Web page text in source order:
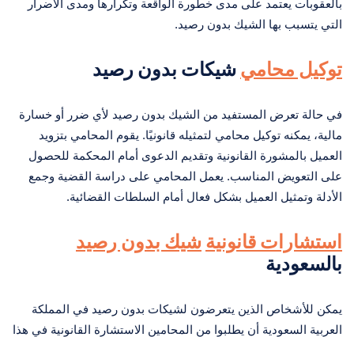
بالعقوبات يعتمد على مدى خطورة الواقعة وتكرارها ومدى الأضرار
التي يتسبب بها الشيك بدون رصيد.
توكيل محاميشيكات بدون رصيد
في حالة تعرض المستفيد من الشيك بدون رصيد لأي ضرر أو خسارة
مالية، يمكنه توكيل محامي لتمثيله قانونيًا. يقوم المحامي بتزويد
العميل بالمشورة القانونية وتقديم الدعوى أمام المحكمة للحصول
على التعويض المناسب. يعمل المحامي على دراسة القضية وجمع
الأدلة وتمثيل العميل بشكل فعال أمام السلطات القضائية.
استشارات قانونيةشيك بدون رصيد
بالسعودية
يمكن للأشخاص الذين يتعرضون لشيكات بدون رصيد في المملكة
العربية السعودية أن يطلبوا من المحامين الاستشارة القانونية في هذا